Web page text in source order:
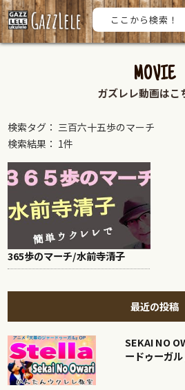
MOVIE
ガズレレ動画はこ
検索タグ： 三百六十五歩のマーチ
検索結果： 1件
365歩のマーチ/水前寺清子
最近の投稿
SEKAI NO
ードゥーガ